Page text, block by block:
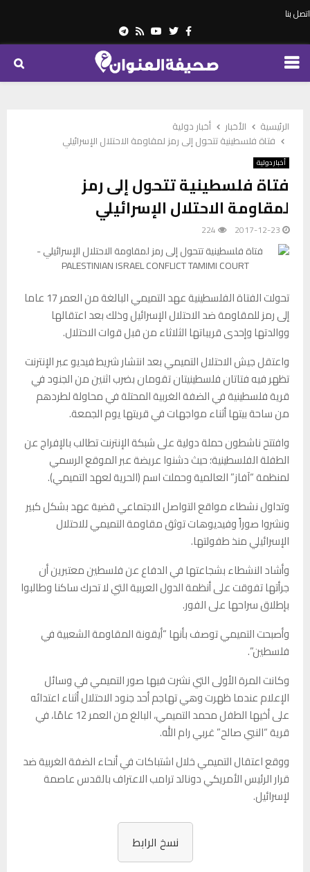
اتصل بنا
Facebook
Twitter
Youtube
Rss
Telegram
PRIMARY
الرئيسية الأخبار
أخبار دولية
فتاة فلسطينية تتحول إلى رمز لمقاومة الاحتلال الإسرائيلي
أخبار دولية
فتاة فلسطينية تتحول إلى رمز
لمقاومة الاحتلال الإسرائيلي
2017-12-23
224
تحولت الفتاة الفلسطينية عهد التميمي البالغة من العمر 17 عاما
إلى رمز للمقاومة ضد الاحتلال الإسرائيل وذلك بعد اعتقالها
ووالدتها وإحدى قريباتها الثلاثاء من قبل قوات الاحتلال.
واعتقل جيش الاحتلال التميمي بعد انتشار شريط فيديو عبر الإنترنت
تظهر فيه فتاتان فلسطينيتان تقومان بضرب اثنين من الجنود في
قرية فلسطينية في الضفة الغربية المحتلة في محاولة لطردهم
من ساحة بيتها أثناء مواجهات في قريتها يوم الجمعة.
وافتتح ناشطون حملة دولية على شبكة الإنترنت تطالب بالإفراج عن
الطفلة الفلسطينية؛ حيث دشنوا عريضة عبر الموقع الرسمي
لمنظمة “آفاز” العالمية وحملت اسم (الحرية لعهد التميمي).
وتداول نشطاء مواقع التواصل الاجتماعي قضية عهد بشكل كبير
ونشروا صوراً وفيديوهات توثق مقاومة التميمي للاحتلال
الإسرائيلي منذ طفولتها.
وأشاد النشطاء بشجاعتها في الدفاع عن فلسطين معتبرين أن
جرأتها تفوقت على أنظمة الدول العربية التي لا تحرك ساكنا وطالبوا
بإطلاق سراحها على الفور.
وأصبحت التميمي توصف بأنها “أيقونة المقاومة الشعبية في
فلسطين”.
وكانت المرة الأولى التي نشرت فيها صور التميمي في وسائل
الإعلام عندما ظهرت وهي تهاجم أحد جنود الاحتلال أثناء اعتدائه
على أخيها الطفل محمد التميمي، البالغ من العمر 12 عامًا، في
قرية “النبي صالح” غربي رام الله.
ووقع اعتقال التميمي خلال اشتباكات في أنحاء الضفة الغربية ضد
قرار الرئيس الأمريكي دونالد ترامب الاعتراف بالقدس عاصمة
لإسرائيل.
نسخ الرابط